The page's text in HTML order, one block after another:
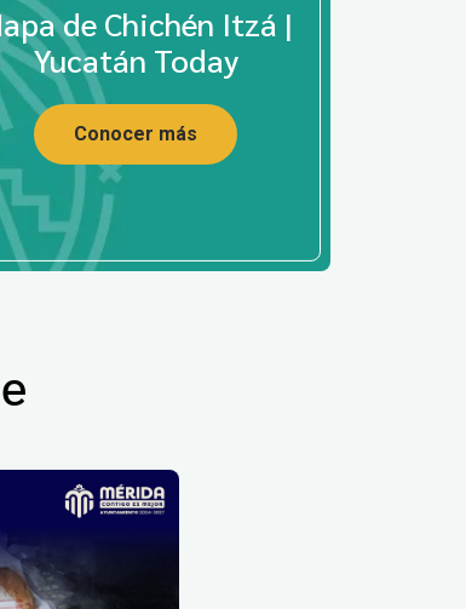
de Chichén Itzá |
Yucatán Today
Conocer más